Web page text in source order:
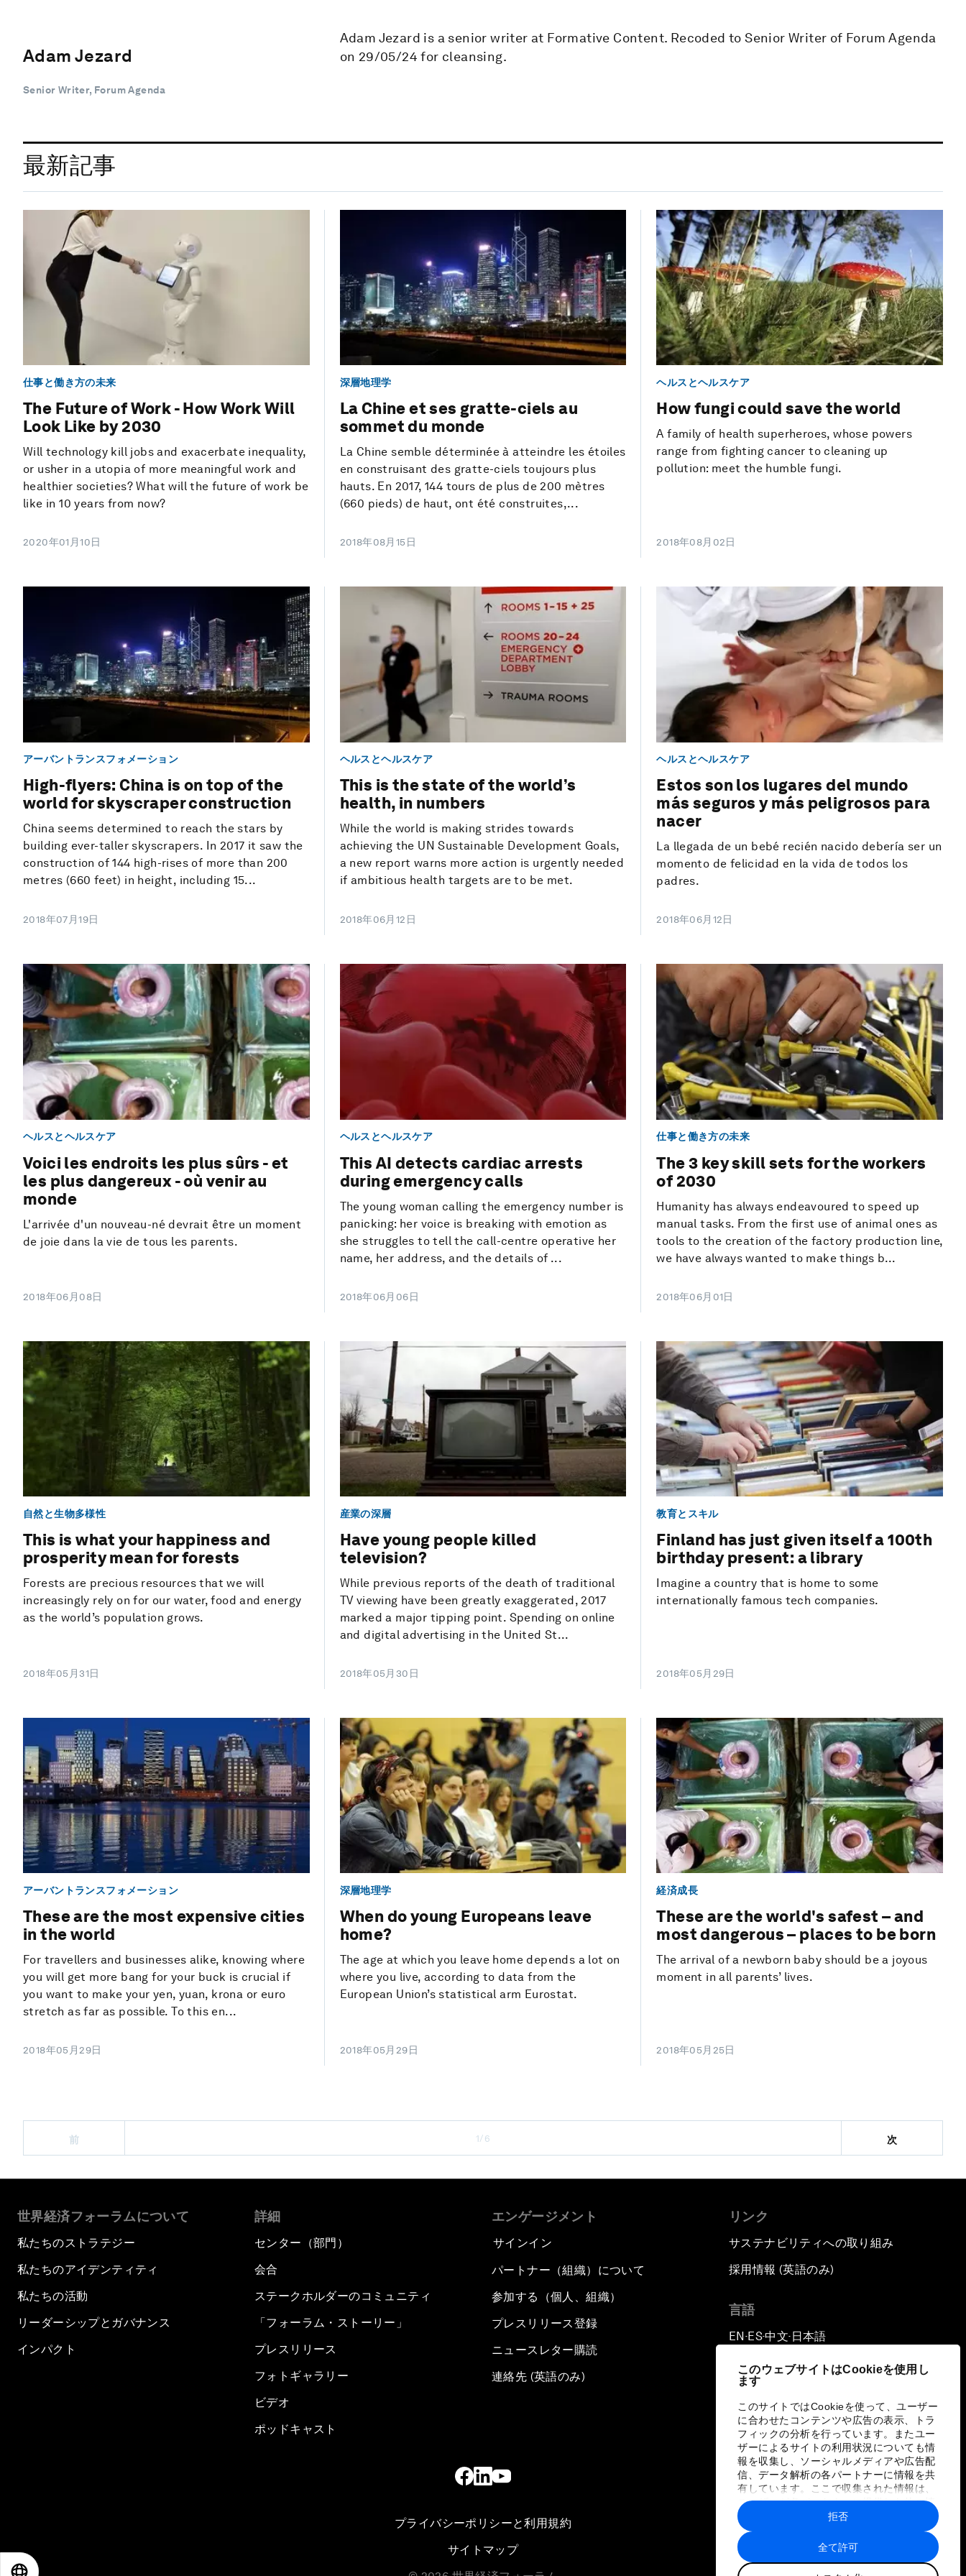
このウェブサイトはCookieを使用し
ます
このサイトではCookieを使って、ユーザー
に合わせたコンテンツや広告の表示、トラ
フィックの分析を行っています。またユー
ザーによるサイトの利用状況についても情
報を収集し、ソーシャルメディアや広告配
信、データ解析の各パートナーに情報を共
有しています。ここで収集された情報は、
ユーザーが各パートナーに提供した他の情
報や各パートナーのサービスを使用した際
に収集された情報と組み合わされ、各パー
トナーによって使用されることがありま
す。
全て許可
拒否
Adam Jezard
Senior Writer, Forum Agenda
Adam Jezard is a senior writer at Formative Content. Recoded to Senior Writer of Forum Agenda
on 29/05/24 for cleansing.
最新記事
仕事と働き方の未来
The Future of Work - How Work Will
Look Like by 2030
Will technology kill jobs and exacerbate inequality,
or usher in a utopia of more meaningful work and
healthier societies? What will the future of work be
like in 10 years from now?
2020年01月10日
深層地理学
La Chine et ses gratte-ciels au
sommet du monde
La Chine semble déterminée à atteindre les étoiles
en construisant des gratte-ciels toujours plus
hauts. En 2017, 144 tours de plus de 200 mètres
(660 pieds) de haut, ont été construites,...
2018年08月15日
ヘルスとヘルスケア
How fungi could save the world
A family of health superheroes, whose powers
range from fighting cancer to cleaning up
pollution: meet the humble fungi.
2018年08月02日
アーバントランスフォメーション
High-flyers: China is on top of the
world for skyscraper construction
China seems determined to reach the stars by
building ever-taller skyscrapers. In 2017 it saw the
construction of 144 high-rises of more than 200
metres (660 feet) in height, including 15...
2018年07月19日
ヘルスとヘルスケア
This is the state of the world’s
health, in numbers
While the world is making strides towards
achieving the UN Sustainable Development Goals,
a new report warns more action is urgently needed
if ambitious health targets are to be met.
2018年06月12日
ヘルスとヘルスケア
Estos son los lugares del mundo
más seguros y más peligrosos para
nacer
La llegada de un bebé recién nacido debería ser un
momento de felicidad en la vida de todos los
padres.
2018年06月12日
ヘルスとヘルスケア
Voici les endroits les plus sûrs - et
les plus dangereux - où venir au
monde
L'arrivée d'un nouveau-né devrait être un moment
de joie dans la vie de tous les parents.
2018年06月08日
ヘルスとヘルスケア
This AI detects cardiac arrests
during emergency calls
The young woman calling the emergency number is
panicking: her voice is breaking with emotion as
she struggles to tell the call-centre operative her
name, her address, and the details of ...
2018年06月06日
仕事と働き方の未来
The 3 key skill sets for the workers
of 2030
Humanity has always endeavoured to speed up
manual tasks. From the first use of animal ones as
tools to the creation of the factory production line,
we have always wanted to make things b...
2018年06月01日
自然と生物多様性
This is what your happiness and
prosperity mean for forests
Forests are precious resources that we will
increasingly rely on for our water, food and energy
as the world’s population grows.
2018年05月31日
産業の深層
Have young people killed
television?
While previous reports of the death of traditional
TV viewing have been greatly exaggerated, 2017
marked a major tipping point. Spending on online
and digital advertising in the United St...
2018年05月30日
教育とスキル
Finland has just given itself a 100th
birthday present: a library
Imagine a country that is home to some
internationally famous tech companies.
2018年05月29日
アーバントランスフォメーション
These are the most expensive cities
in the world
For travellers and businesses alike, knowing where
you will get more bang for your buck is crucial if
you want to make your yen, yuan, krona or euro
stretch as far as possible. To this en...
2018年05月29日
深層地理学
When do young Europeans leave
home?
The age at which you leave home depends a lot on
where you live, according to data from the
European Union’s statistical arm Eurostat.
2018年05月29日
経済成長
These are the world's safest – and
most dangerous – places to be born
The arrival of a newborn baby should be a joyous
moment in all parents’ lives.
2018年05月25日
前 1/6 次
世界経済フォーラムについて
私たちのストラテジー
私たちのアイデンティティ
私たちの活動
リーダーシップとガバナンス
インパクト
詳細
センター（部門）
会合
ステークホルダーのコミュニティ
「フォーラム・ストーリー」
プレスリリース
フォトギャラリー
ビデオ
ポッドキャスト
エンゲージメント
サインイン
パートナー（組織）について
参加する（個人、組織）
プレスリリース登録
ニュースレター購読
連絡先 (英語のみ)
リンク
サステナビリティへの取り組み
採用情報 (英語のみ)
言語
EN ▪ES▪中文▪ 日本語
プライバシーポリシーと利用規約
サイトマップ